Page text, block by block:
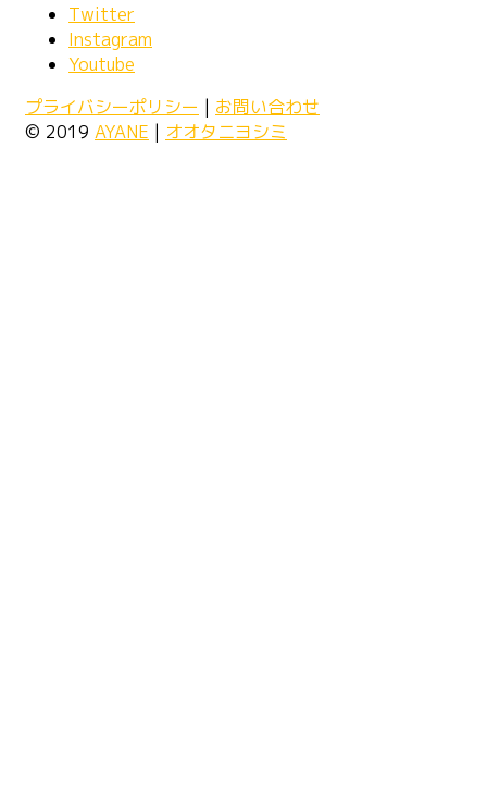
Twitter
Instagram
Youtube
プライバシーポリシー | お問い合わせ
© 2019 AYANE | オオタニヨシミ